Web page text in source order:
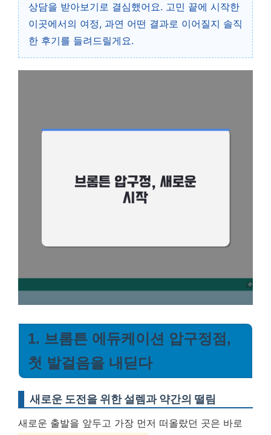
상담을 받아보기로 결심했어요. 고민 끝에 시작한
이곳에서의 여정, 과연 어떤 결과로 이어질지 솔직
한 후기를 들려드릴게요.
1. 브롬튼 에듀케이션 압구정점,
첫 발걸음을 내딛다
새로운 도전을 위한 설렘과 약간의 떨림
새로운 출발을 앞두고 가장 먼저 떠올랐던 곳은 바로